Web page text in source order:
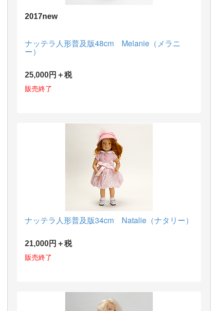
2017new
ナッテラ人形普及版48cm Melanie（メラニ
ー）
25,000円＋税
販売終了
ナッテラ人形普及版34cm Natalie（ナタリー）
21,000円＋税
販売終了